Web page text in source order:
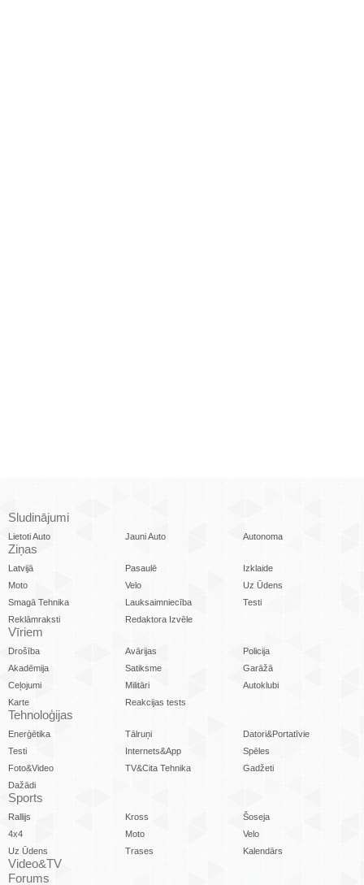
Sludinājumi
Lietoti Auto Jauni Auto Autonoma
Ziņas
Latvijā Pasaulē
Izklaide
Moto
Velo
Uz Ūdens
Smagā Tehnika
Lauksaimniecība
Testi
Reklāmraksti
Redaktora Izvēle
Vīriem
Drošība Avārijas
Policija
Akadēmija
Satiksme
Garāžā
Ceļojumi
Militāri
Autoklubi
Karte
Reakcijas tests
Tehnoloģijas
Enerģētika Tālruņi
Datori&Portatīvie
Testi
Internets&App
Spēles
Foto&Video
TV&Cita Tehnika
Gadžeti
Dažādi
Sports
Rallijs Kross
Šoseja
4x4
Moto
Velo
Uz Ūdens
Trases Kalendārs
Video&TV
Forums